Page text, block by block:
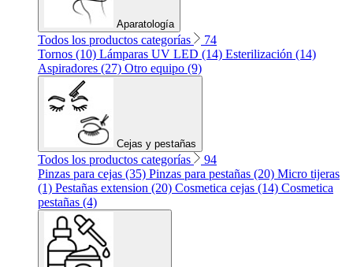
Aparatología
Todos los productos categorías
74
Tornos (10) Lámparas UV LED (14) Esterilización (14)
Aspiradores (27) Otro equipo (9)
Cejas y pestañas
Todos los productos categorías
94
Pinzas para cejas (35) Pinzas para pestañas (20) Micro tijeras
(1) Pestañas extension (20) Cosmetica cejas (14) Cosmetica
pestañas (4)